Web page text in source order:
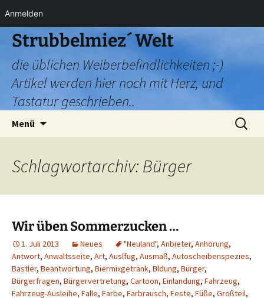
Anmelden
Zum
Inhalt
springen
Strubbelmiez´ Welt
die üblichen Weiberbefindlichkeiten ;-)
Artikel werden hier noch mit Herz, und
Tastatur geschrieben..
Menü
Suchen
nach:
Schlagwortarchiv: Bürger
Wir üben Sommerzucken …
1. Juli 2013 Neues "Neuland", Anbieter, Anhörung,
Antwort, Anwaltsseite, Art, Auslfug, Ausmaß, Autoscheibenspezies,
Bastler, Beantwortung, Biermixgetränk, Bldung, Bürger,
Bürgerfragen, Bürgervertretung, Cartoon, Einlandung, Fahrzeug,
Fahrzeug-Ausleihe, Falle, Farbe, Farbrausch, Feste, Füße, Großteil,